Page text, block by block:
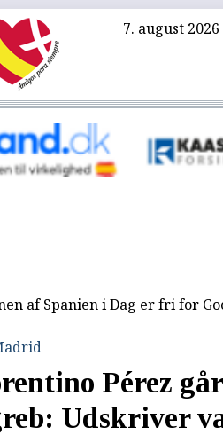
7. august 2026
af Spanien i Dag er fri for
Pérez
Udskriver